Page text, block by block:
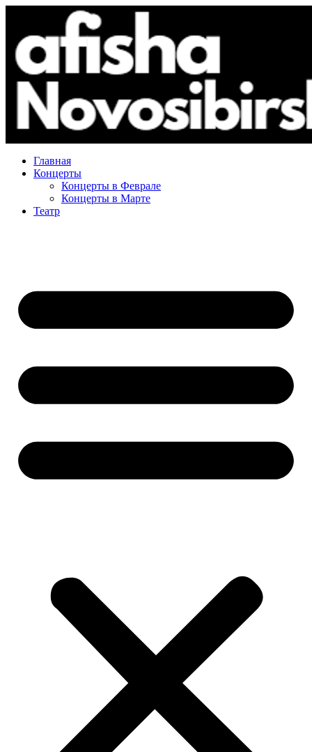
Главная
Концерты
Концерты в Феврале
Концерты в Марте
Театр